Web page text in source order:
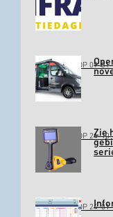
GEPLAATST OP 09-
GEPLAATST OP 24-
Zie
GEPLAATST OP 24-